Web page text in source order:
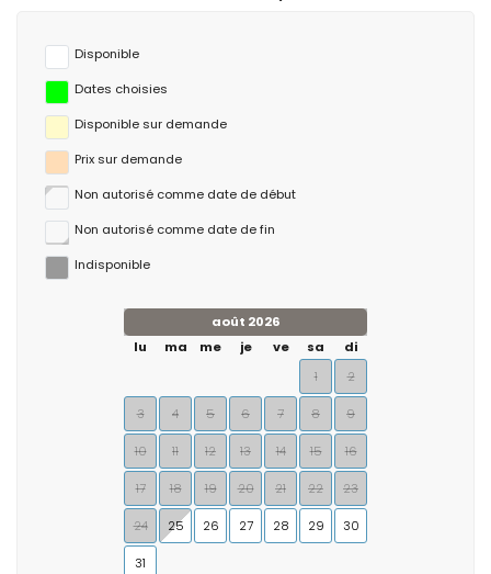
Disponible
Dates choisies
Disponible sur demande
Prix ​​sur demande
Non autorisé comme date de début
Non autorisé comme date de fin
Indisponible
août 2026
lu
ma me je ve sa
di
1
2
3 4 5 6 7 8 9
10 11 12 13 14 15 16
17 18 19 20 21 22 23
24 25 26 27 28 29 30
31